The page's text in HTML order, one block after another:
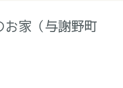
お家（与謝野町